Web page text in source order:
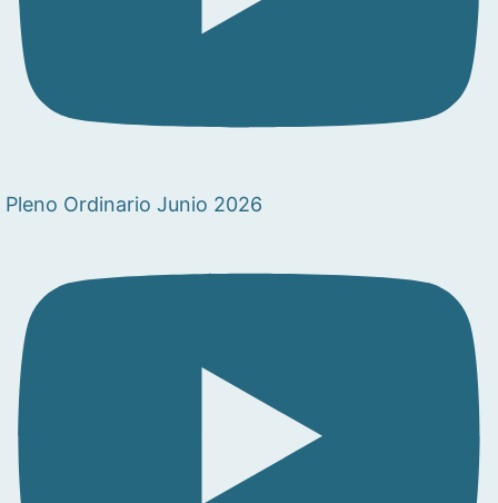
Pleno Ordinario Junio 2026